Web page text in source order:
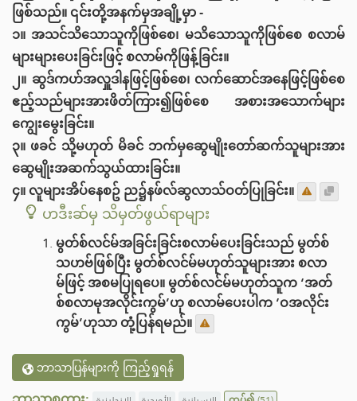
ဖြစ်သည်။ ၎င်းတို့အနက်မှအချို့မှာ -
၁။ အသင်သိသောသူကိုဖြစ်စေ၊ မသိသောသူကိုဖြစ်စေ စလာမ်
များများပေးခြင်းဖြင့် စလာမ်ကိုဖြန့်ခြင်း။
၂။ ဆွဒ်ကဟ်အလှူဒါနဖြင့်‌ဖြစ်‌စေ၊ လက်ဆောင်အနေဖြင့်ဖြစ်‌စေ
ဧည့်သည်များအားဖိတ်ကြား၍ဖြစ်‌စေ အစားအသောက်များ
ကျွေးမွေးခြင်း။
၃။ ဖခင် သို့မဟုတ် မိခင် ဘက်မှဆွေမျိုး‌တော်ဆက်သူများအား
ဆွေမျိုးအဆက်သွယ်ထားခြင်း။
၄။ လူများအိပ်နေစဥ် ည၌နဖ်လ်ဆွလာသ်ဝတ်ပြုခြင်း။
ဟဒီးဆ်မှ သိမှတ်ဖွယ်ရာများ
မွတ်စ်လင်မ်အခြင်းခြင်းစလာမ်ပေးခြင်းသည် မွတ်စ်
သဟဗ်ဖြစ်ပြီး မွတ်စ်လင်မ်မဟုတ်သူများအား စလာ
မ်ဖြင့် အစမပြုရပေ။ မွတ်စ်လင်မ်မဟုတ်သူက ‘အတ်
စ်စလာမုအလိုင်းကွမ်’ဟု စလာမ်ပေးပါက ‘ဝအလိုင်း
ကွမ်’ဟုသာ တုံ့ပြန်ရမည်။
ဘာသာပြန်များကို ကြည့်ရှုရန်